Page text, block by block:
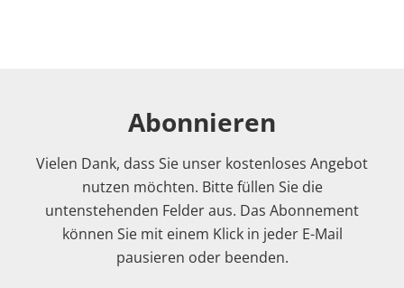
Abonnieren
Vielen Dank, dass Sie unser kostenloses Angebot
nutzen möchten. Bitte füllen Sie die
untenstehenden Felder aus. Das Abonnement
können Sie mit einem Klick in jeder E-Mail
pausieren oder beenden.